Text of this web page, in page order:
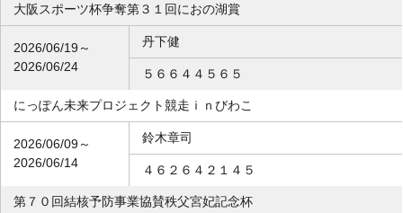
大阪スポーツ杯争奪第３１回におの湖賞
2026/06/19～
2026/06/24
丹下健
５６６４４５６５
にっぽん未来プロジェクト競走ｉｎびわこ
2026/06/09～
2026/06/14
鈴木章司
４６２６４２１４５
第７０回結核予防事業協賛秩父宮妃記念杯